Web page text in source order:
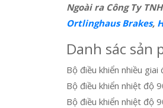
Ngoài ra Công Ty
Ortlinghaus Brakes,
Danh sác sản
Bộ điều khiển nhiều
Bộ điều khiển nhiệt độ
Bộ điều khiển nhiệt độ